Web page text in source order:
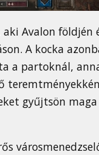
Avalon földjén
A kocka
partoknál,
gyűjtsön